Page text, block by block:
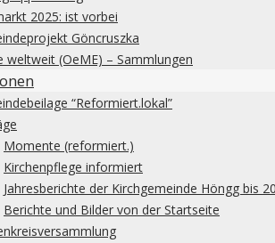
2025: ist vorbei
Göncruszka
weltweit (OeME) – Sammlungen
“Reformiert.lokal”
Momente (reformiert.)
Kirchenpflege informiert
Jahresberichte der Kirchgemeinde Höngg bis
Berichte und Bilder von der Startseite